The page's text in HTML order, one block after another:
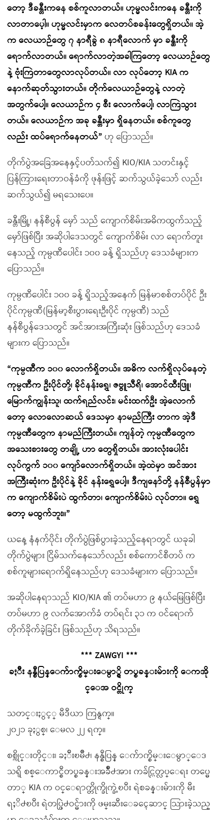
တော့ ဒီခန္တီးကနေ စစ်ကူလာတယ်။ ဟုမ္မလင်းကနေ ခန္တီးကို
လာတာပေ့ါ။ ဟုမ္မလင်းမှာက လေတပ်စခန်းတွေရှိတယ်။ အဲ့
က လေယာဉ်တွေ ၇ နာရီခွဲ ၈ နာရီလောက် မှာ ခန္တှီးကို
ရောက်လာတယ်။ ရောက်လာတဲ့အခါကြတော့ လေယာဉ်တွေ
နဲ့ ဗုံးကြဲတာတွေလာလုပ်တယ်။ လာ လုပ်တော့ KIA က
နောက်ဆုတ်သွားတယ်။ တိုက်လေယာဉ်တွေနဲ့ လာတဲ့
အတွက်ပေါ့။ လေယာဉ်က ၄ စီး လောက်ပေါ့၊ လာကြဲသွား
တယ်။ လေယာဉ်က အခု ခန္တီးမှာ ရှိနေတယ်။ စစ်ကူတွေ
လည်း ထပ်ရောက်နေတယ်” ဟု ပြောသည်။
တိုက်ပွဲအခြေအနေနှင့်ပတ်သက်၍ KIO/KIA သတင်းနှင့်
ပြန်ကြားရေးတာဝန်ခံကို ဖုန်းဖြင့် ဆက်သွယ်ခဲ့သော် လည်း
ဆက်သွယ်၍ မရသေးပေ။
ခန္တီးမြို့၊ နန်စီပွန် မှော် သည် ကျောက်စိမ်းအဓိကထွက်သည့်
မှော်ဖြစ်ပြီး အဆိုပါဒေသတွင် ကျောက်စိမ်း လာ ရောက်တူး
နေသည့် ကုမ္ပဏီပေါင်း ၁၀၀ ခန့် ရှိသည်ဟု ဒေသခံများက
ပြောသည်။
ကုမ္ပဏီပေါင်း ၁၀၀ ခန့် ရှိသည့်အနေက် မြန်မာစစ်တပ်ပိုင် ဦး
ပိုင်ကုမ္ပဏီ(မြန်မာ့စီးပွားရေးဦးပိုင် ကုမ္ပဏီ) သည်
နန်စီပွန်ဒေသတွင် အင်အားအကြီးဆုံး ဖြစ်သည်ဟု ဒေသခံ
များက ပြောသည်။
“ကုမ္ပဏီက ၁၀၀ လောက်ရှိတယ်။ အဓိက လက်ရှိလုပ်နေတဲ့
ကုမ္ပဏီက ဦးပိုင်တို့၊ ခိုင်နန်းရွှေ၊ ဇဗ္ဗူသီရိ၊ အောင်ထီးဖြူ၊
မြောက်ကျွန်းသူ၊ ထက်ရည်လင်း၊ မင်းထက်ဦး အဲ့လောက်
တော့ လောလောဆယ် ဒေသမှာ နာမည်ကြီး တာက အဲ့ဒီ
ကုမ္ပဏီတွေက နာမည်ကြီးတယ်။ ကျန်တဲ့ ကုမ္ပဏီတွေက
အသေးစားတွေ တချို့ ဟာ တွေရှိတယ်။ အားလုံးပေါင်း
လုပ်ကွက် ၁၀၀ ကျော်လောက်ရှိတယ်။ အဲ့ထဲမှာ အင်အား
အကြီးဆုံးက ဦးပိုင်နဲ့ ခိုင် နန်းရွှေပေါ့။ ဒီကျနော်တို့ နန်စီပွန်မှာ
က ကျောက်စိမ်းပဲ ထွက်တာ၊ ကျောက်စိမ်းပဲ လုပ်တာ။ ရွှေ
တော့ မထွက်ဘူး။”
ယနေ့ နံနက်ပိုင်း တိုက်ပွဲဖြစ်ပွားခဲ့သည့်နေရာတွင် ယခုခါ
တိုက်ပွဲများ ငြိမ်သက်နေသော်လည်း စစ်ကောင်စီတပ် က
စစ်ကူများရောက်ရှိနေသည်ဟု ဒေသခံများက ပြောသည်။
အဆိုပါနေရာသည် KIO/KIA ၏ တပ်မဟာ ၉ နယ်မြေဖြစ်ပြီး
တပ်မဟာ ၉ လက်အောက်ခံ တပ်ရင်း ၃၁ က ဝင်ရောက်
တိုက်ခိုက်ခဲ့ခြင်း ဖြစ်သည်ဟု သိရသည်။
*** ZAWGYI ***
ခႏၲီး နန္စီပြန္ေက်ာက္စိမ္းေမွာ္ရွိ တပ္စခန္းမ်ားကို ေကအို
င္ေအ ဝင္တိုက္
သတင္းႏွင့္ မီဒီယာ ကြန္ရက္။
၂၀၂၁ ခုႏွစ္၊ ေမလ ၂၂ ရက္။
စစ္ကိုင္းတိုင္း၊ ခႏၲီးၿမိဳ႕၊ နန္စီပြန္ ေက်ာက္စိမ္းေမွာ္ေဒ
သရွိ စစ္ေကာင္စီတပ္စခန္းအခ်ိဳ႕အား ကခ်င္လြတ္လပ္ေရး တပ္မေ
တာ္ KIA က ဝင္ေရာက္တိုက္ခိုက္ခဲ့ၿပီး ရဲစခန္းမ်ားကို မီး
ရႈိ႕ၿပီး ရဲတပ္ဖြဲ႕ဝင္မ်ားကို ဖမ္းဆီးေခၚေဆာင္ သြားခဲ့သည္